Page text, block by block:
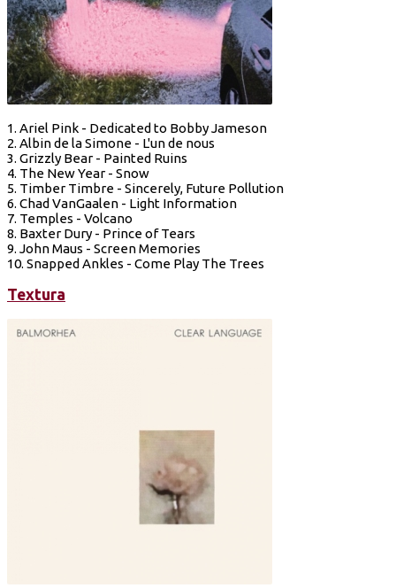
1. Ariel Pink - Dedicated to Bobby Jameson
2. Albin de la Simone - L'un de nous
3. Grizzly Bear - Painted Ruins
4. The New Year - Snow
5. Timber Timbre - Sincerely, Future Pollution
6. Chad VanGaalen - Light Information
7. Temples - Volcano
8. Baxter Dury - Prince of Tears
9. John Maus - Screen Memories
10. Snapped Ankles - Come Play The Trees
Textura